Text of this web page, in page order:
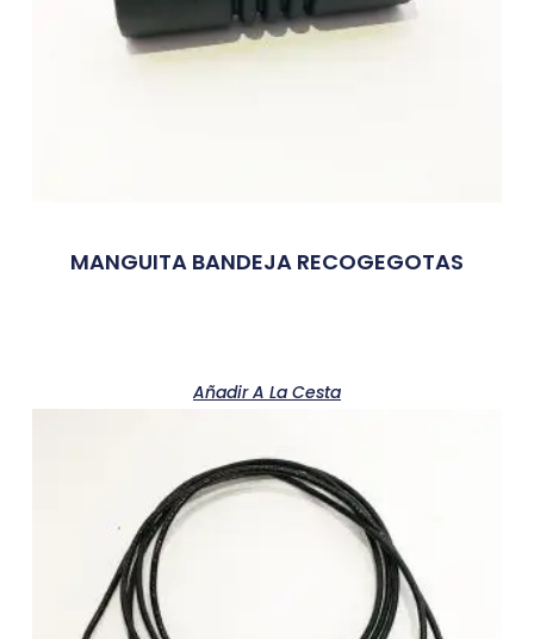
MANGUITA BANDEJA RECOGEGOTAS
Añadir A La Cesta